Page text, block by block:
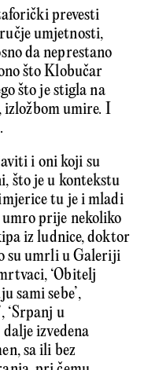
prevesti
umjetnosti,
da neprestano
što Klobučar
što je stigla na
izložbom umire. I
i oni koji su
što je u kontekstu
tu je i mladi
prije nekoliko
iz ludnice, doktor
su umrli u Galeriji
‘Obitelj
sami sebe’,
‘Srpanj u
izvedena
sa ili bez